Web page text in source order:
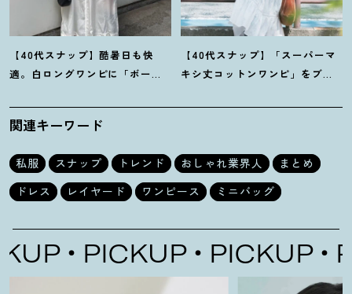
【40代スナップ】酷暑日も快
適。白ロングワンピに「ボー
美緒さん
【40代スナップ】「スーパーマ
キシ丈コットンワンピ」をブラ
さん
関連キーワード
私服 スナップ トレンド おしゃれ業界人
まとめ
ドレス
レイヤード ワンピース ミニバッグ
PICKUP PICKUP